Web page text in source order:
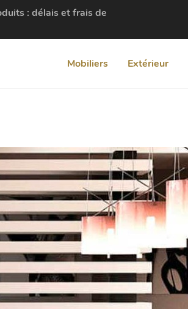
: délais et frais de
Mobiliers Extérieur